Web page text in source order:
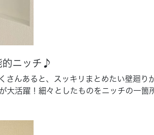
的ニッチ♪
さんあると、スッキリまとめたい壁廻り
大活躍！細々としたものをニッチの一箇